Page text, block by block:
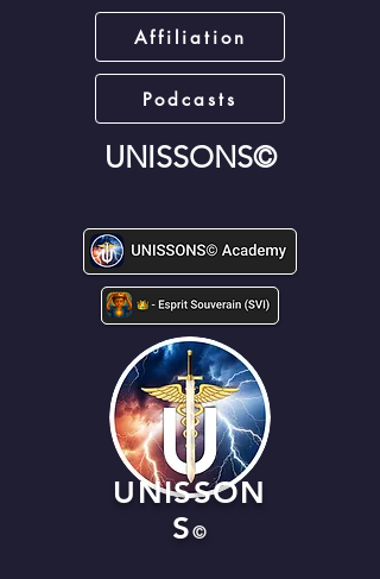
Affiliation
Podcasts
UNISSONS©
UNISSON
S©